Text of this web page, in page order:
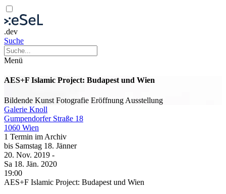
.dev
Suche
Menü
AES+F Islamic Project: Budapest und Wien
Bildende Kunst Fotografie Eröffnung Ausstellung
Galerie Knoll
Gumpendorfer Straße 18
1060 Wien
1 Termin im Archiv
bis Samstag 18. Jänner
20. Nov. 2019 -
Sa 18. Jän. 2020
19:00
AES+F Islamic Project: Budapest und Wien